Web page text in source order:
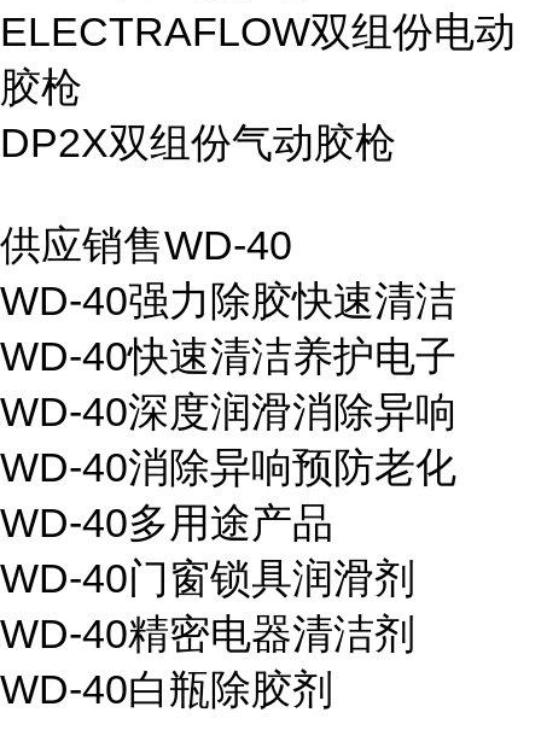
ELECTRAFLOW双组份电动
胶枪
DP2X双组份气动胶枪
供应销售WD-40
WD-40强力除胶快速清洁
WD-40快速清洁养护电子
WD-40深度润滑消除异响
WD-40消除异响预防老化
WD-40多用途产品
WD-40门窗锁具润滑剂
WD-40精密电器清洁剂
WD-40白瓶除胶剂